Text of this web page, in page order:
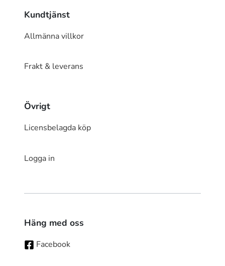
Kundtjänst
Allmänna villkor
Frakt & leverans
Övrigt
Licensbelagda köp
Logga in
Häng med oss
Facebook